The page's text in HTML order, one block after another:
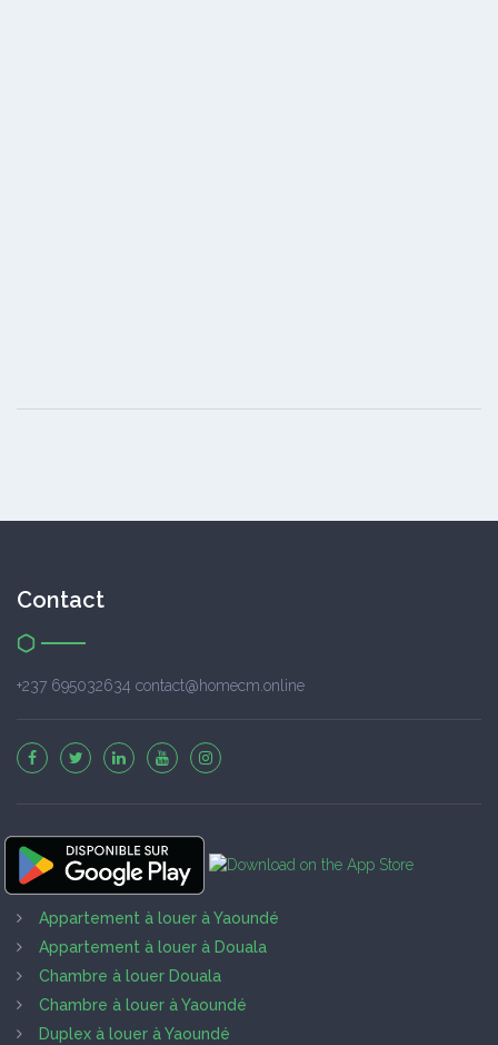
Contact
+237 695032634 contact@homecm.online
Appartement à louer à Yaoundé
Appartement à louer à Douala
Chambre à louer Douala
Chambre à louer à Yaoundé
Duplex à louer à Yaoundé